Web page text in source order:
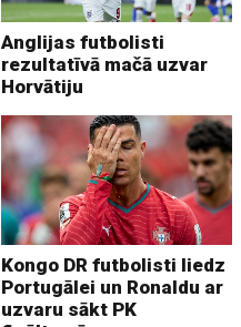
Anglijas futbolisti
rezultatīvā mačā uzvar
Horvātiju
Kongo DR futbolisti liedz
Portugālei un Ronaldu ar
uzvaru sākt PK